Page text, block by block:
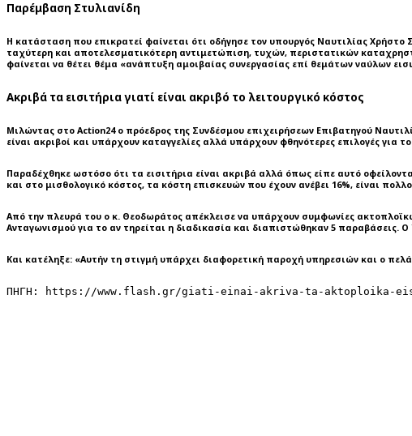
Παρέμβαση Στυλιανίδη
Η κατάσταση που επικρατεί φαίνεται ότι οδήγησε τον υπουργός Ναυτιλίας
ταχύτερη και αποτελεσματικότερη αντιμετώπιση, τυχών, περιστατικών
φαίνεται να θέτει θέμα «ανάπτυξη αμοιβαίας συνεργασίας επί θεμάτων ναύλων
Ακριβά τα εισιτήρια γιατί είναι ακριβό το λειτουργικό κόστος
Μιλώντας στο Action24 ο πρόεδρος της Συνδέσμου επιχειρήσεων Επιβατηγού
είναι ακριβοί και υπάρχουν καταγγελίες αλλά υπάρχουν φθηνότερες επιλογές για
Παραδέχθηκε ωστόσο ότι τα εισιτήρια είναι ακριβά αλλά όπως είπε αυτό
και στο μισθολογικό κόστος, τα κόστη επισκευών που έχουν ανέβει 16%, είναι
Από την πλευρά του ο κ. Θεοδωράτος απέκλεισε να υπάρχουν συμφωνίες
Ανταγωνισμού για το αν τηρείται η διαδικασία και διαπιστώθηκαν 5 παραβάσεις.
Και κατέληξε: «Αυτήν τη στιγμή υπάρχει διαφορετική παροχή υπηρεσιών και ο
ΠΗΓΗ: https://www.flash.gr/giati-einai-akriva-ta-aktoploika-